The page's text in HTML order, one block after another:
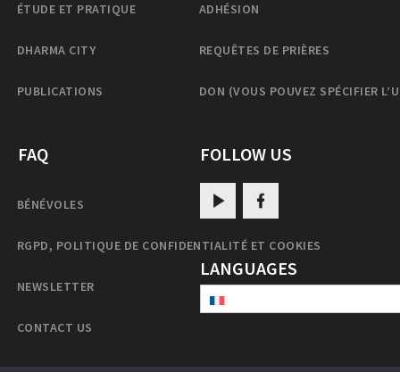
ÉTUDE ET PRATIQUE
DHARMA CITY
PUBLICATIONS
ADHÉSION
REQUÊTES DE PRIÈRES
DON (VOUS POUVEZ SPÉCIFIER
FAQ
BÉNÉVOLES
RGPD, POLITIQUE DE CONFIDENTIALITÉ ET COOKIES
NEWSLETTER
CONTACT US
FOLLOW US
LANGUAGES